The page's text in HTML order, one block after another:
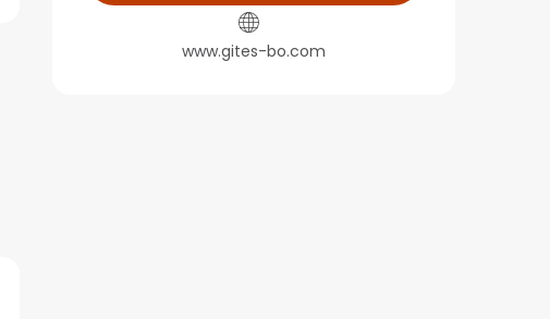
www.gites-bo.com